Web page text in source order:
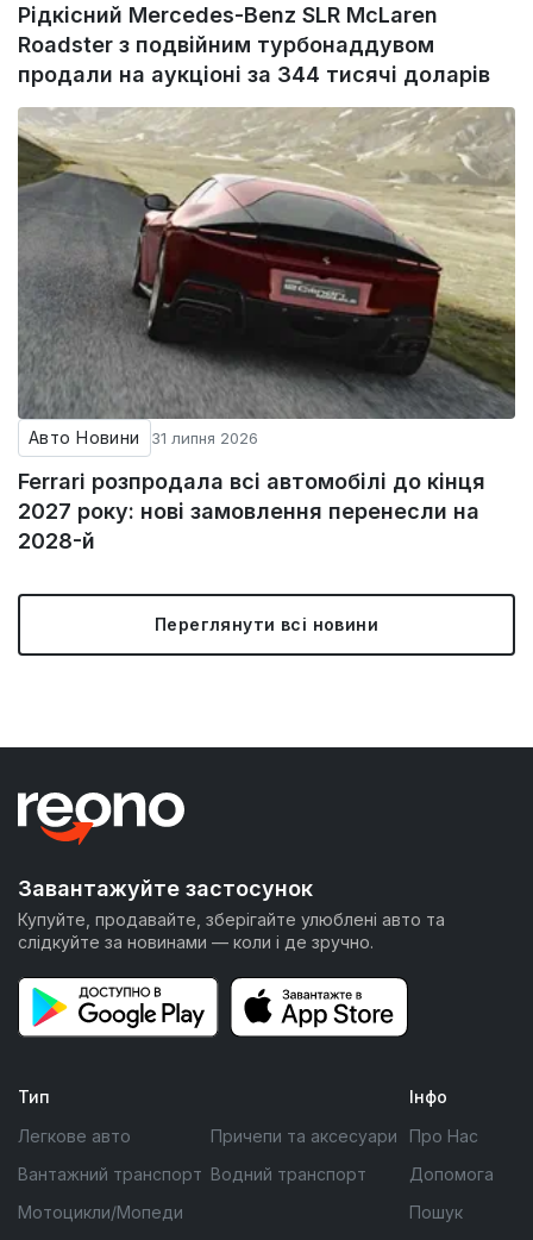
Рідкісний Mercedes-Benz SLR McLaren
Roadster з подвійним турбонаддувом
продали на аукціоні за 344 тисячі доларів
Авто Новини 31 липня 2026
Ferrari розпродала всі автомобілі до кінця
2027 року: нові замовлення перенесли на
2028-й
Переглянути всі новини
Завантажуйте застосунок
Купуйте, продавайте, зберігайте улюблені авто та
слідкуйте за новинами — коли і де зручно.
Тип
Легкове авто
Вантажний транспорт
Мотоцикли/Мопеди
Причепи та аксесуари
Водний транспорт
Інфо
Про Нас
Допомога
Пошук